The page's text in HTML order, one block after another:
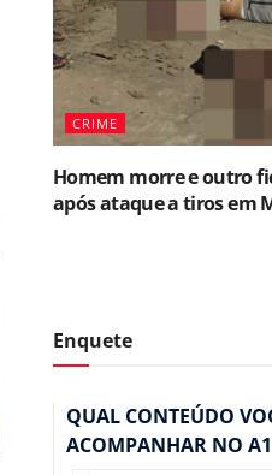
CRIME
Homem morre e outro
após ataque a tiros em
Enquete
QUAL CONTEÚDO
ACOMPANHAR NO